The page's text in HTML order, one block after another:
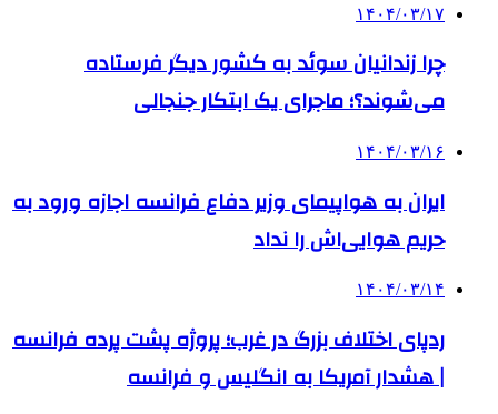
۱۴۰۴/۰۳/۱۷
چرا زندانیان سوئد به کشور دیگر فرستاده
می‌شوند؟؛ ماجرای یک ابتکار جنجالی
۱۴۰۴/۰۳/۱۶
ایران به هواپیمای وزیر دفاع فرانسه اجازه ورود به
حریم هوایی‌اش را نداد
۱۴۰۴/۰۳/۱۴
ردپای اختلاف بزرگ در غرب؛ پروژه پشت پرده فرانسه
| هشدار آمریکا به انگلیس و فرانسه